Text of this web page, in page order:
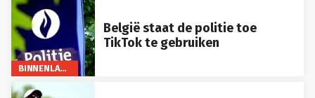
BINNENLAND
België staat de politie toe
TikTok te gebruiken